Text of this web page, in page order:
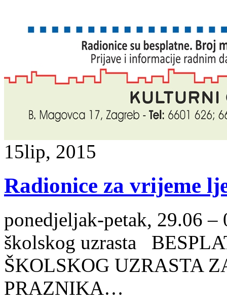
15lip, 2015
Radionice za vrijeme
ponedjeljak-petak, 29.06 –
školskog uzrasta
ŠKOLSKOG UZRASTA
PRAZNIKA…